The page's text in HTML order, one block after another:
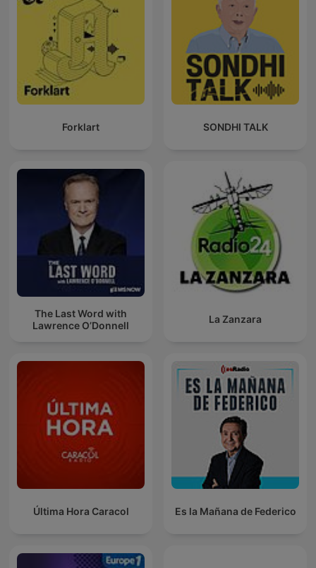
Forklart SONDHI TALK
The Last Word with
Lawrence O’Donnell
La Zanzara
Última Hora Caracol Es la Mañana de Federico